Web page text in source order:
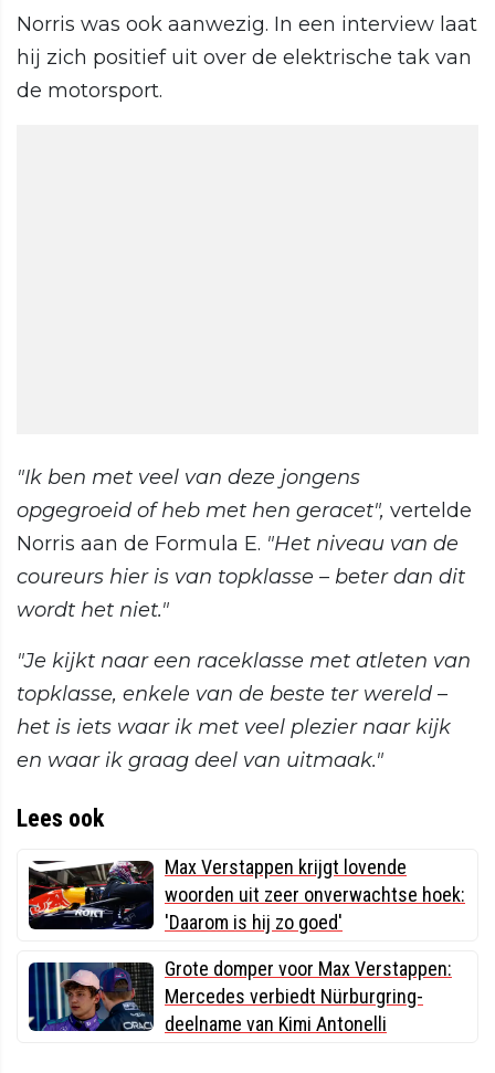
Norris was ook aanwezig. In een interview laat
hij zich positief uit over de elektrische tak van
de motorsport.
"Ik ben met veel van deze jongens
opgegroeid of heb met hen geracet", vertelde
Norris aan de Formula E. "Het niveau van de
coureurs hier is van topklasse – beter dan dit
wordt het niet."
"Je kijkt naar een raceklasse met atleten van
topklasse, enkele van de beste ter wereld –
het is iets waar ik met veel plezier naar kijk
en waar ik graag deel van uitmaak."
Lees ook
Max Verstappen krijgt lovende
woorden uit zeer onverwachtse hoek:
'Daarom is hij zo goed'
Grote domper voor Max Verstappen:
Mercedes verbiedt Nürburgring-
deelname van Kimi Antonelli